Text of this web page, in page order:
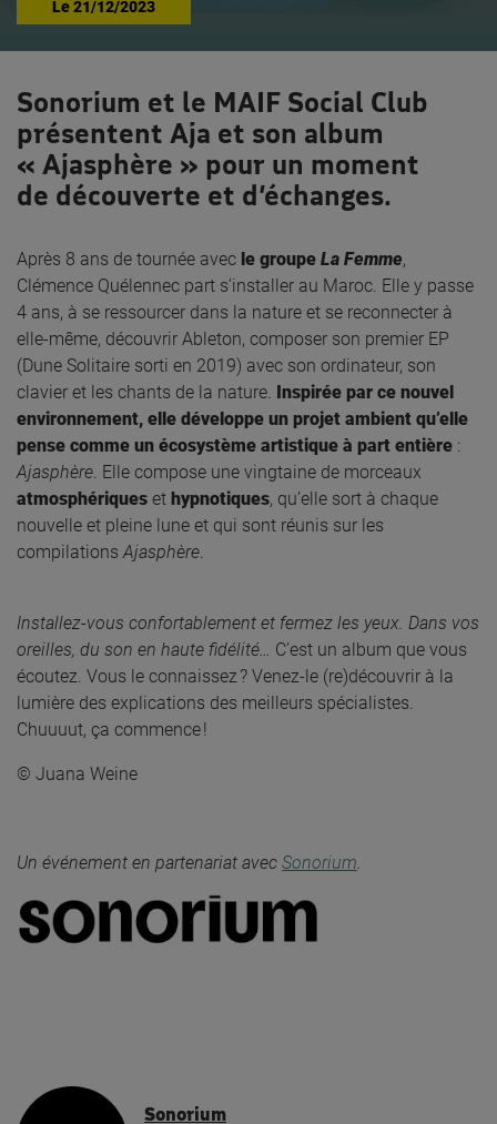
Le21/12/2023
Sonorium et le MAIF Social Club
présentent Aja et son album
« Ajasphère » pour un moment
de découverte et d’échanges.
Après 8 ans de tournée avec le groupe La Femme,
Clémence Quélennec part s’installer au Maroc. Elle y passe
4 ans, à se ressourcer dans la nature et se reconnecter à
elle-même, découvrir Ableton, composer son premier EP
(Dune Solitaire sorti en 2019) avec son ordinateur, son
clavier et les chants de la nature. Inspirée par ce nouvel
environnement, elle développe un projet ambient qu’elle
pense comme un écosystème artistique à part entière :
Ajasphère. Elle compose une vingtaine de morceaux
atmosphériques et hypnotiques, qu’elle sort à chaque
nouvelle et pleine lune et qui sont réunis sur les
compilationsAjasphère.
Installez-vous confortablement et fermez les yeux. Dans vos
oreilles, du son en haute fidélité… C’est un album que vous
écoutez. Vous le connaissez ? Venez-le (re)découvrir à la
lumière des explications des meilleurs spécialistes.
Chuuuut, ça commence !
© Juana Weine
Un événement en partenariat avec Sonorium.
Sonorium